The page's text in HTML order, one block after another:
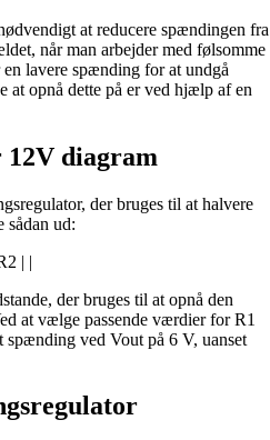
at reducere spændingen fra
når man arbejder med følsomme
lavere spænding for at undgå
at opnå dette på er ved hjælp af en
diagram
der bruges til at halvere
sådan ud:
| |
der bruges til at opnå den
at vælge passende værdier for R1
spænding ved Vout på 6 V, uanset